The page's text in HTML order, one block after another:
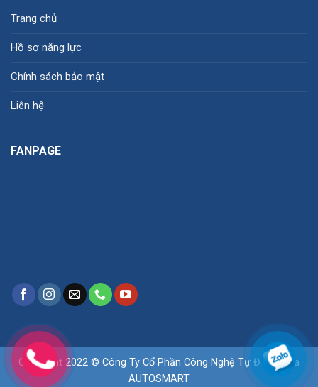
Trang chủ
Hồ sơ năng lực
Chính sách bảo mật
Liên hệ
FANPAGE
Copyright 2022 © Công Ty Cổ Phần Công Nghệ Tự Động Hóa
AUTOSMART